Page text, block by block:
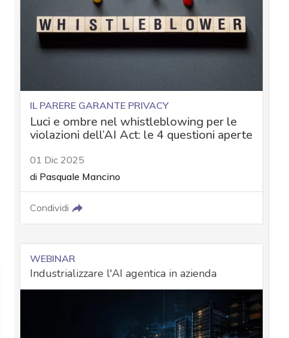
IL PARERE GARANTE PRIVACY
Luci e ombre nel whistleblowing per le
violazioni dell’AI Act: le 4 questioni aperte
01 Dic 2025
di Pasquale Mancino
Condividi
WEBINAR
Industrializzare l'AI agentica in azienda